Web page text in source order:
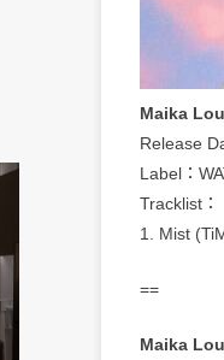
Maika
Release
Label：
Tracklist：
1. Mist
==
Maika